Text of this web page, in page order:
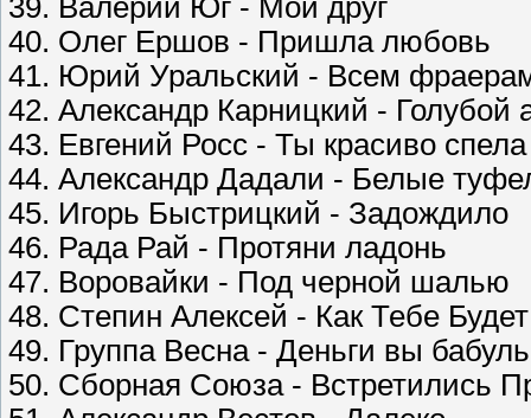
39. Валерий Юг - Мой друг
40. Олег Ершов - Пришла любовь
41. Юрий Уральский - Всем
42. Александр Карницкий - Голубой
43. Евгений Росс - Ты красиво спела
44. Александр Дадали - Белые
45. Игорь Быстрицкий - Задождило
46. Рада Рай - Протяни ладонь
47. Воровайки - Под черной шалью
48. Степин Алексей - Как Тебе Будет
49. Группа Весна - Деньги вы
50. Сборная Союза - Встретились